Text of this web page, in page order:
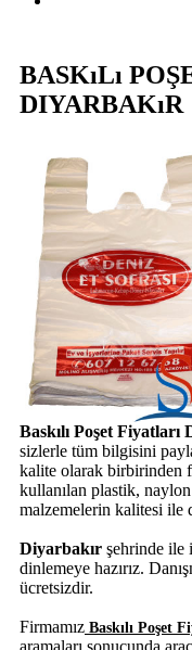
BASKıLı
DIYARBAKıR
Baskılı Poşet Fiyatları
sizlerle tüm bilgisini
kalite olarak birbirinden
kullanılan plastik,
malzemelerin kalitesi ile
Diyarbakır şehrinde ile
dinlemeye hazırız.
ücretsizdir.
Firmamız Baskılı Poşet